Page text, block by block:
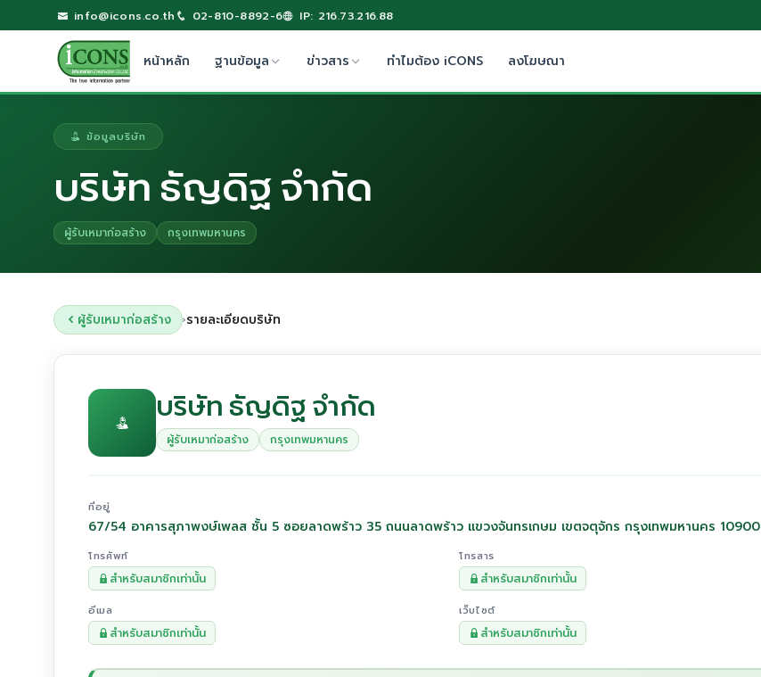
info@icons.co.th 02-810-8892-6 IP: 216.73.216.88
หน้าหลัก ฐานข้อมูล ข่าวสาร ทำไมต้อง iCONS ลงโฆษณา
ข้อมูลบริษัท
บริษัท ธัญดิฐ จำกัด
ผู้รับเหมาก่อสร้าง กรุงเทพมหานคร
ผู้รับเหมาก่อสร้าง ›รายละเอียดบริษัท
บริษัท ธัญดิฐ จำกัด
ผู้รับเหมาก่อสร้าง กรุงเทพมหานคร
ที่อยู่
67/54 อาคารสุภาพงษ์เพลส ชั้น 5 ซอยลาดพร้าว 35 ถนนลาดพร้าว แขวงจันทรเกษม เขตจตุจักร กรุงเทพมหานคร 10900
โทรศัพท์
สำหรับสมาชิกเท่านั้น
โทรสาร
สำหรับสมาชิกเท่านั้น
อีเมล
สำหรับสมาชิกเท่านั้น
เว็บไซต์
สำหรับสมาชิกเท่านั้น